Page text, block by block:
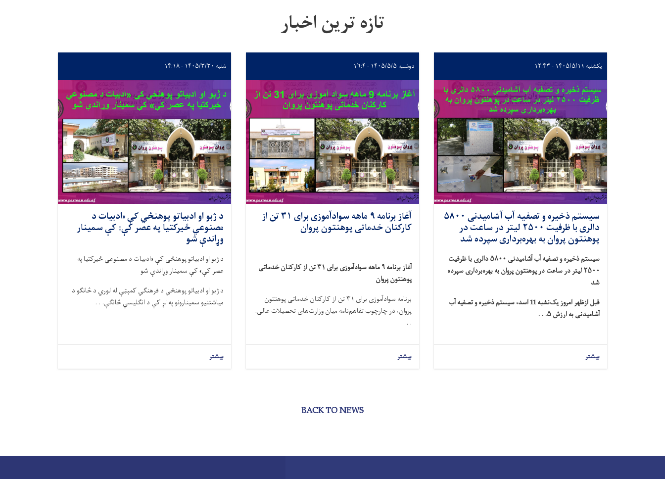
تازه ترین اخبار
یکشنبه ۱۴۰۵/۵/۱۱ - ۱۲:۴۳
سیستم ذخیره و تصفیه آب آشامیدنی ۵۸۰۰
دالری با ظرفیت ۲۵۰۰ لیتر در ساعت در
پوهنتون پروان به بهره‌برداری سپرده شد
سیستم ذخیره و تصفیه آب آشامیدنی ۵۸۰۰دالری با ظرفیت
۲۵۰۰لیتر در ساعت در پوهنتون پروان به بهره‌برداری سپرده
شد
قبل ازظهر امروز یک‌نشبه 11 اسد، سیستم ذخیره و تصفیه آب
آشامیدنی به ارزش۵. . .
بیشتر
دوشنبه ۱۴۰۵/۵/۵ - ۱۶:۴
آغاز برنامه ۹ ماهه سوادآموزی برای ۳۱ تن از
کارکنان خدماتی پوهنتون پروان
آغاز برنامه۹ماهه سوادآموزی برای ۳۱تن از کارکنان خدماتی
پوهنتون پروان
برنامه سوادآموزی برای ۳۱تن از کارکنان خدماتی پوهنتون
پروان، در چارچوب تفاهم‌نامه میان وزارت‌های تحصیلات عالی.
. .
بیشتر
شنبه ۱۴۰۵/۳/۳۰ - ۱۴:۱۸
د ژبو او ادبیاتو پوهنځي کې «ادبیات د
مصنوعي ځيرکتیا په عصر کې» کې سمینار
وړاندې شو
د ژبو او ادبیاتو پوهنځي کې «ادبیات د مصنوعي ځيرکتیا په
عصر کې» کې سمینار وړاندې شو
د ژبو او ادبیاتو پوهنځي د فرهنګي کمېټې له لوري د څانګو د
میاشتنیو سمینارونو په لړ کې د انګلیسي څانګې. . .
بیشتر
BACK TO NEWS